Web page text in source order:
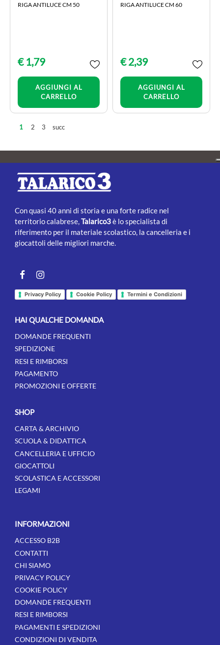
RIGA ANTILUCE CM 50
€ 1,79
AGGIUNGI AL
CARRELLO
RIGA ANTILUCE CM 60
€ 2,39
AGGIUNGI AL
CARRELLO
1 2 3 succ
Con quasi 40 anni di storia e una forte radice nel
territorio calabrese,Talarico3è lo specialista di
riferimento per il materiale scolastico, la cancelleria e i
giocattoli delle migliori marche.
Facebookinstagram
Privacy Policy Cookie Policy Termini e Condizioni
INFORMAZIONI
ACCESSO B2B
CONTATTI
CHI SIAMO
PRIVACY POLICY
COOKIE POLICY
DOMANDE FREQUENTI
RESI E RIMBORSI
PAGAMENTI E SPEDIZIONI
CONDIZIONI DI VENDITA
SHOP
CARTA & ARCHIVIO
SCUOLA & DIDATTICA
CANCELLERIA E UFFICIO
GIOCATTOLI
SCOLASTICA E ACCESSORI
LEGAMI
HAI QUALCHE DOMANDA
DOMANDE FREQUENTI
SPEDIZIONE
RESI E RIMBORSI
PAGAMENTO
PROMOZIONI E OFFERTE